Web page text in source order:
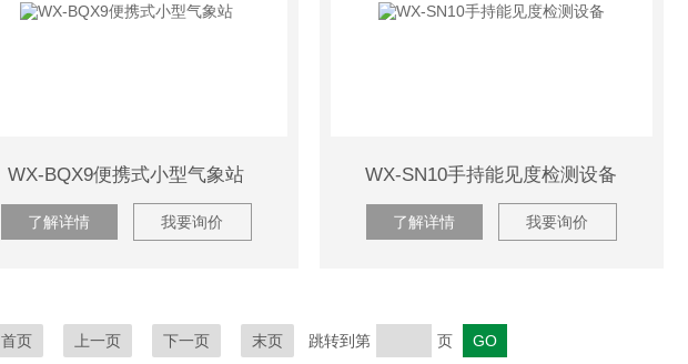
WX-BQX9便携式小型气象站
了解详情 我要询价
WX-SN10手持能见度检测设备
了解详情 我要询价
首页 上一页 下一页 末页 跳转到第 页